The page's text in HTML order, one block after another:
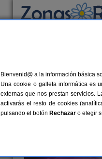
Casas
Bienvenid@ a la información básica
Una cookie o galleta informática es
externas que nos prestan servicios.
activarás el resto de cookies
pulsando el botón Rechazar o elegir